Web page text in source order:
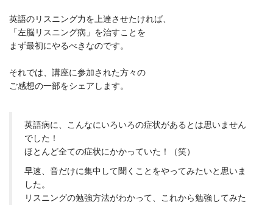
英語のリスニング力を上達させたければ、
「左脳リスニング病」を治すことを
まず最初にやるべきなのです。
それでは、講座に参加された方々の
ご感想の一部をシェアします。
英語病に、こんなにいろいろの症状があるとは思いません
でした！
ほとんど全ての症状にかかっていた！（笑）
早速、音だけに集中して聞くことをやってみたいと思いま
した。
リスニングの勉強方法がわかって、これから勉強してみた